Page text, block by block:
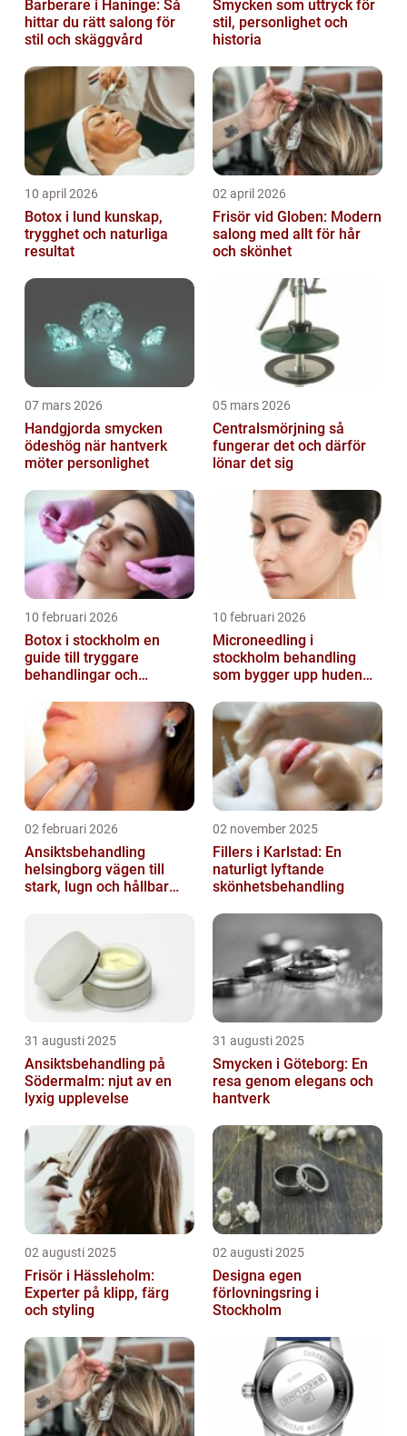
Barberare i Haninge: Så
hittar du rätt salong för
stil och skäggvård
Smycken som uttryck för
stil, personlighet och
historia
10 april 2026
Botox i lund kunskap,
trygghet och naturliga
resultat
02 april 2026
Frisör vid Globen: Modern
salong med allt för hår
och skönhet
07 mars 2026
Handgjorda smycken
ödeshög när hantverk
möter personlighet
05 mars 2026
Centralsmörjning så
fungerar det och därför
lönar det sig
10 februari 2026
Botox i stockholm en
guide till tryggare
behandlingar och
10 februari 2026
Microneedling i
stockholm behandling
som bygger upp huden
02 februari 2026
Ansiktsbehandling
helsingborg vägen till
stark, lugn och hållbar
02 november 2025
Fillers i Karlstad: En
naturligt lyftande
skönhetsbehandling
31 augusti 2025
Ansiktsbehandling på
Södermalm: njut av en
lyxig upplevelse
31 augusti 2025
Smycken i Göteborg: En
resa genom elegans och
hantverk
02 augusti 2025
Frisör i Hässleholm:
Experter på klipp, färg
och styling
02 augusti 2025
Designa egen
förlovningsring i
Stockholm